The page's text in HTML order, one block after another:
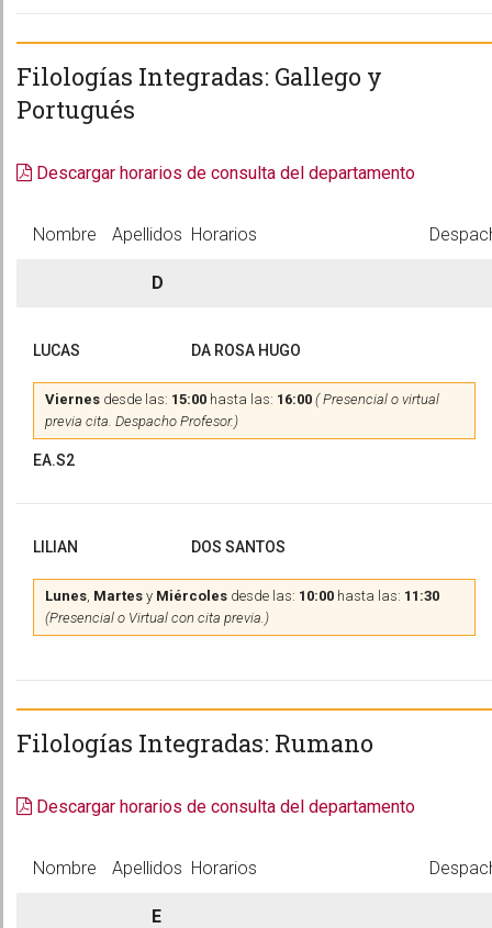
Filologías Integradas: Gallego y
Portugués
Descargar horarios de consulta del departamento
Nombre Apellidos Horarios
D
LUCAS DA ROSA HUGO
Viernes desde las: 15:00 hasta las: 16:00 ( Presencial o virtual
previa cita. Despacho Profesor.)
EA.S2
LILIAN DOS SANTOS
Lunes, Martes y Miércoles desde las: 10:00 hasta las: 11:30
(Presencial o Virtual con cita previa.)
Filologías Integradas: Rumano
Descargar horarios de consulta del departamento
Nombre Apellidos Horarios
E